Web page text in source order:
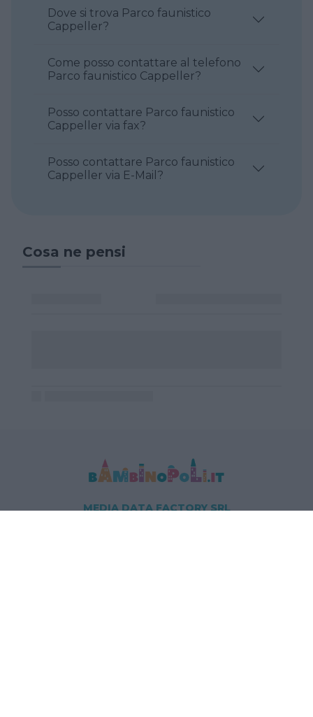
Dove si trova Parco faunistico
Cappeller?
Come posso contattare al telefono
Parco faunistico Cappeller?
Posso contattare Parco faunistico
Cappeller via fax?
Posso contattare Parco faunistico
Cappeller via E-Mail?
Cosa ne pensi
MEDIA DATA FACTORY SRL